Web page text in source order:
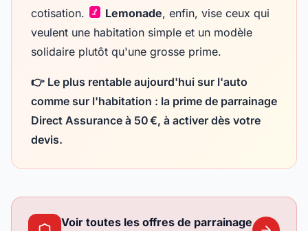
cotisation.
Lemonade, enfin, vise ceux qui
veulent une habitation simple et un modèle
solidaire plutôt qu'une grosse prime.
👉 Le plus rentable aujourd'hui sur l'auto
comme sur l'habitation : la prime de parrainage
Direct Assurance à 50 €, à activer dès votre
devis.
Voir toutes les offres de parrainage